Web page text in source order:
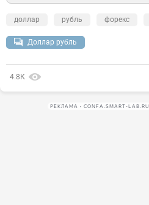
доллар рубль форекс
Доллар рубль
4.8К
РЕКЛАМА • CONFA.SMART-LAB.RU